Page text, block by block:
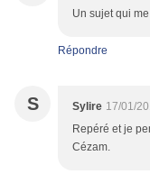
Un sujet qui
Répondre
S Sylire 17/01/
Repéré et je
Cézam.